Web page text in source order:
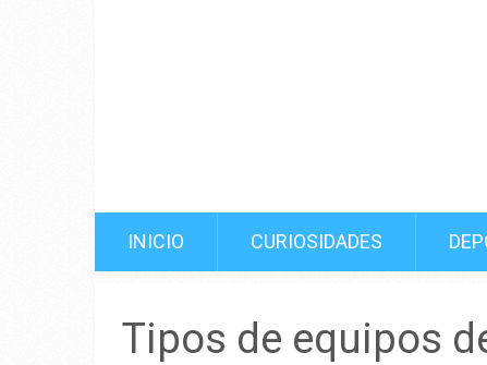
INICIO CURIOSIDADES
Tipos de equipos